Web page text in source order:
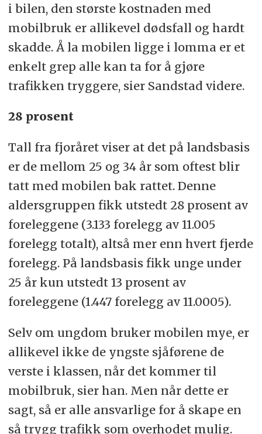
i bilen, den største kostnaden med
mobilbruk er allikevel dødsfall og hardt
skadde. Å la mobilen ligge i lomma er et
enkelt grep alle kan ta for å gjøre
trafikken tryggere, sier Sandstad videre.
28 prosent
Tall fra fjoråret viser at det på landsbasis
er de mellom 25 og 34 år som oftest blir
tatt med mobilen bak rattet. Denne
aldersgruppen fikk utstedt 28 prosent av
foreleggene (3.133 forelegg av 11.005
forelegg totalt), altså mer enn hvert fjerde
forelegg. På landsbasis fikk unge under
25 år kun utstedt 13 prosent av
foreleggene (1.447 forelegg av 11.0005).
Selv om ungdom bruker mobilen mye, er
allikevel ikke de yngste sjåførene de
verste i klassen, når det kommer til
mobilbruk, sier han. Men når dette er
sagt, så er alle ansvarlige for å skape en
så trygg trafikk som overhodet mulig.